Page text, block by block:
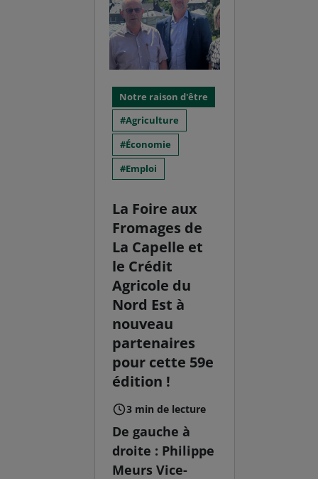
Notre raison d'être
Agriculture
Économie
Emploi
La Foire aux
Fromages de
La Capelle et
le Crédit
Agricole du
Nord Est à
nouveau
partenaires
pour cette 59e
édition !
3 min de lecture
De gauche à
droite : Philippe
Meurs Vice-